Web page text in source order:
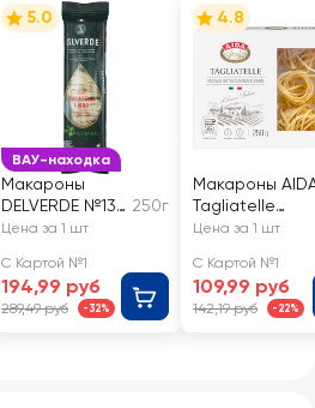
ВАУ-находка
5.0
Макароны
DELVERDE №134
Тальятелле со
250г
Цена за 1 шт
С Картой №1
194,99 руб
289,49 руб -32%
4.8
Макароны
Tagliatelle
Гнезда
Цена за 1 шт
С Картой №1
109,99 руб
142,19 руб -22%